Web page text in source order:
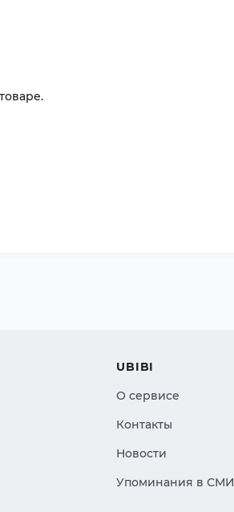
UBIBI
О сервисе
Контакты
Новости
Упоминания в СМИ